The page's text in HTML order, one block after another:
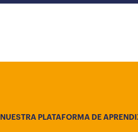
NUESTRA PLATAFORMA DE